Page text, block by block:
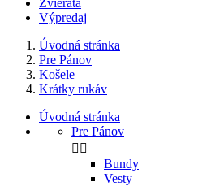
Zvieratá
Výpredaj
Úvodná stránka
Pre Pánov
Košele
Krátky rukáv
Úvodná stránka
Pre Pánov
 
Bundy
Vesty